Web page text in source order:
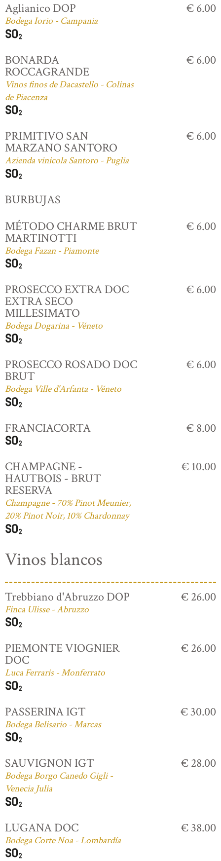
Aglianico DOP
Bodega Iorio - Campania
€ 6.00
BONARDA
ROCCAGRANDE
Vinos finos de Dacastello - Colinas
de Piacenza
€ 6.00
PRIMITIVO SAN
MARZANO SANTORO
Azienda vinicola Santoro - Puglia
€ 6.00
BURBUJAS
MÉTODO CHARME BRUT
MARTINOTTI
Bodega Fazan - Piamonte
€ 6.00
PROSECCO EXTRA DOC
EXTRA SECO
MILLESIMATO
Bodega Dogarina - Véneto
€ 6.00
PROSECCO ROSADO DOC
BRUT
Bodega Ville d'Arfanta - Véneto
€ 6.00
FRANCIACORTA € 8.00
CHAMPAGNE -
HAUTBOIS - BRUT
RESERVA
Champagne - 70% Pinot Meunier,
20% Pinot Noir, 10% Chardonnay
€ 10.00
Vinos blancos
Trebbiano d'Abruzzo DOP
Finca Ulisse - Abruzzo
€ 26.00
PIEMONTE VIOGNIER
DOC
Luca Ferraris - Monferrato
€ 26.00
PASSERINA IGT
Bodega Belisario - Marcas
€ 30.00
SAUVIGNON IGT
Bodega Borgo Canedo Gigli -
Venecia Julia
€ 28.00
LUGANA DOC
Bodega Corte Noa - Lombardía
€ 38.00